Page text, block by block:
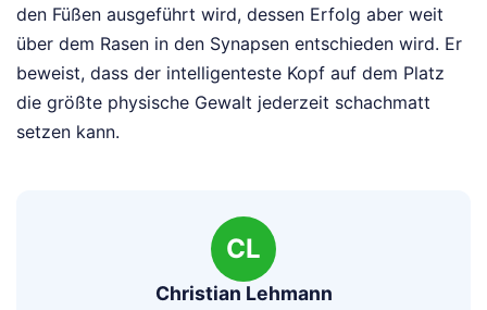
den Füßen ausgeführt wird, dessen Erfolg aber weit
über dem Rasen in den Synapsen entschieden wird. Er
beweist, dass der intelligenteste Kopf auf dem Platz
die größte physische Gewalt jederzeit schachmatt
setzen kann.
CL
Christian Lehmann